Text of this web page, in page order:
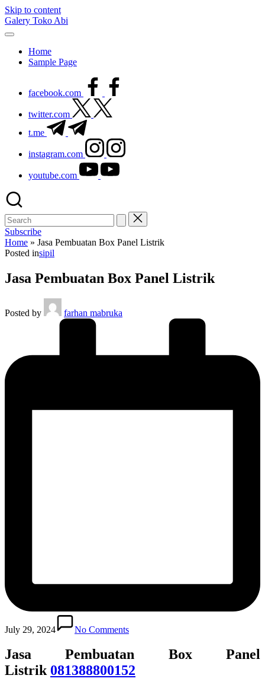
Skip to content
Galery Toko Abi
Home
Sample Page
facebook.com
twitter.com
t.me
instagram.com
youtube.com
Subscribe
Home » Jasa Pembuatan Box Panel Listrik
Posted insipil
Jasa Pembuatan Box Panel Listrik
Posted by farhan mabruka
July 29, 2024 No Comments
Jasa Pembuatan Box Panel
Listrik 081388800152